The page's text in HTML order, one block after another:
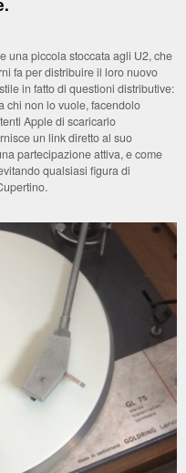
una piccola stoccata agli U2, che
fa per distribuire il loro nuovo
in fatto di questioni distributive:
chi non lo vuole, facendolo
Apple di scaricarlo
un link diretto al suo
partecipazione attiva, e come
qualsiasi figura di